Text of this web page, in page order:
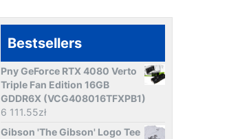
Bestsellers
Pny GeForce RTX 4080 Verto
Triple Fan Edition 16GB
GDDR6X (VCG408016TFXPB1)
6 111.55zł
Gibson 'The Gibson' Logo Tee